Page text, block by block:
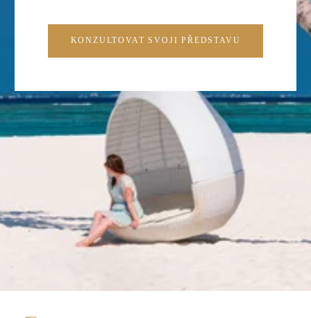
KONZULTOVAT SVOJI PŘEDSTAVU